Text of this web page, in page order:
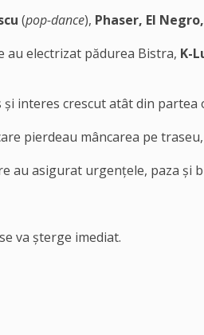
(pop-dance), Phaser, El
au electrizat pădurea Bistra, K-
interes crescut atât din
pierdeau mâncarea pe
asigurat urgențele, paza și
va șterge imediat.